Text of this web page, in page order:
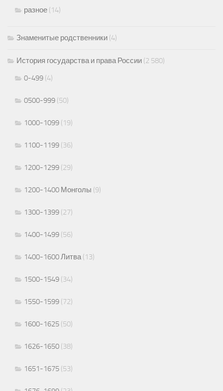
разное (14)
Знаменитые родственники (4)
История государства и права России (2 580)
0-499 (4)
0500-999 (50)
1000-1099 (19)
1100-1199 (36)
1200-1299 (29)
1200-1400 Монголы (9)
1300-1399 (27)
1400-1499 (56)
1400-1600 Литва(13)
1500-1549 (34)
1550-1599 (72)
1600-1625 (50)
1626-1650 (38)
1651-1675 (53)